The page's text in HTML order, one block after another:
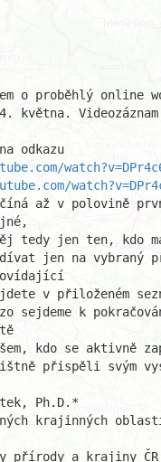
o proběhlý online
května.
až v polovině
tedy jen ten, kdo
jen na vybraný
v přiloženém
sejdeme k
kdo se aktivně
přispěli svým
Ph.D.*
krajinných
přírody a krajiny ČR